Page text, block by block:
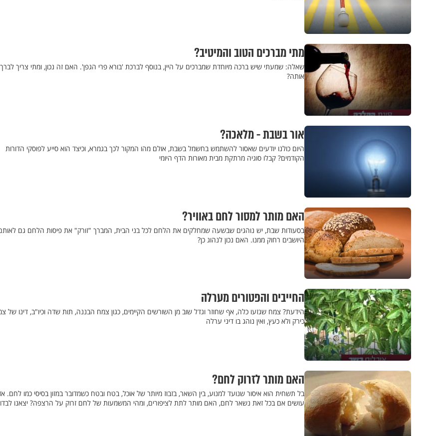
מתי מברכים הטוב והמיטיב?
שאלה: שמעתי שיש ברכה מיוחדת שמברכים על היין, בנוסף לברכת 'בורא פרי הגפן'. האם זה נכון, ומתי צריך לברך
אותה?
אור בשבת - מלאכה?
היום כולנו יודעים שאסור להשתמש בחשמל בשבת, אולם מהו המקור לכך בגמרא, וכיצד הוא סייע לפוסקי הדורות
הקודמים? קבלו סוגיה מרתקת מבית מאורות הדף היומי
האם מותר למסור לחם באוויר?
בסעודות שבת, יש נוהגים שבשעה שמחלקים את הלחם לכל בני הבית, המברך "זורק" את פיסות הלחם גם
היושבים רחוק ממנו. האם נכון לנהוג כן?
החייבים והפטורים מערלה
הידעת? צמח שגזעו כלה, אף שחוזר וגדל שוב מן השורשים הקיימים, כגון צמח הבננה, תות שדה וכיו"ב, דינו של
כירק ולא כעץ, ואין נוהג בו דיני ערלה
האם מותר לזרוק לחם?
בל תשחית הוא איסור שנועד למנוע, בין השאר, בזבוז מיותר של אוכל, בטח ובטח כשמדובר במזון בסיסי כמו לחם.
עושים אם בכל זאת נשאר לחם, האם מותר לתת לציפורים, ומהי המשמעות של לחם זרוק על הרצפה? יצאנו